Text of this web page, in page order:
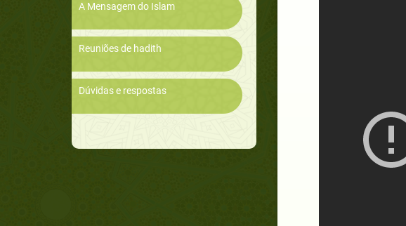
A Mensagem do Islam
Reuniões de hadith
Dúvidas e respostas